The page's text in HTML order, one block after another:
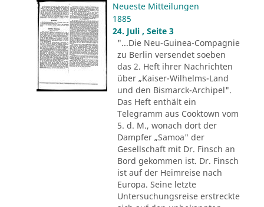
Neueste Mitteilungen
1885
24. Juli , Seite 3
"...Die Neu-Guinea-Compagnie
zu Berlin versendet soeben
das 2. Heft ihrer Nachrichten
über „Kaiser-Wilhelms-Land
und den Bismarck-Archipel".
Das Heft enthält ein
Telegramm aus Cooktown vom
5. d. M., wonach dort der
Dampfer „Samoa" der
Gesellschaft mit Dr. Finsch an
Bord gekommen ist. Dr. Finsch
ist auf der Heimreise nach
Europa. Seine letzte
Untersuchungsreise erstreckte